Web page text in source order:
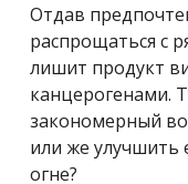
Отдав
распрощаться с
лишит продукт
канцерогенами.
закономерный
или же улучшить
огне?